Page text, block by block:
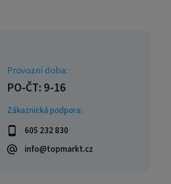
Zákaznická podpora:
605 232 830
info@topmarkt.cz